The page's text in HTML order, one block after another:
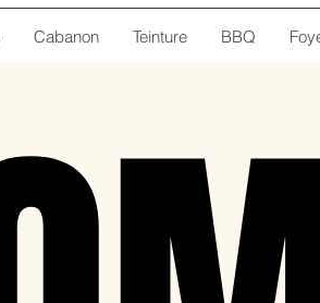
Cabanon Teinture BBQ